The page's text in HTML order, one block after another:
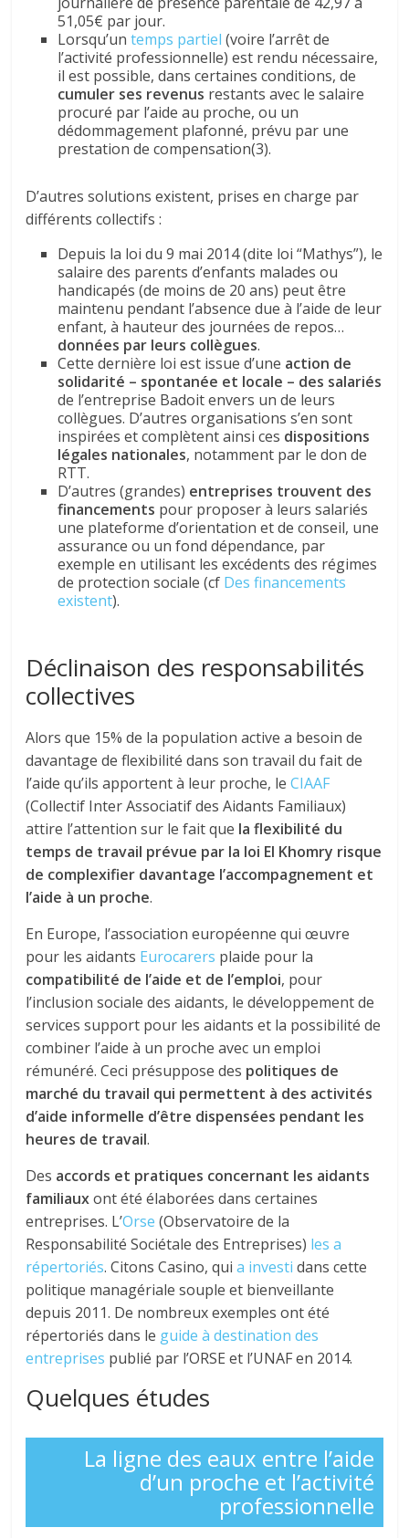
51,05€ par jour.
Lorsqu’untemps partiel (voire l’arrêt de
l’activité professionnelle) est rendu nécessaire,
il est possible, dans certaines conditions, de
cumuler ses revenus restants avec le salaire
procuré par l’aide au proche, ou un
dédommagement plafonné, prévu par une
prestation de compensation(3).
D’autres solutions existent, prises en charge par
différents collectifs :
Depuis la loi du 9 mai 2014 (dite loi “Mathys”), le
salaire des parents d’enfants malades ou
handicapés (de moins de 20 ans) peut être
maintenu pendant l’absence due à l’aide de leur
enfant, à hauteur des journées de repos…
données par leurs collègues.
Cette dernière loi est issue d’une action de
solidarité – spontanée et locale – des salariés
de l’entreprise Badoit envers un de leurs
collègues. D’autres organisations s’en sont
inspirées et complètent ainsi ces dispositions
légales nationales, notamment par le don de
RTT.
D’autres (grandes) entreprises trouvent des
financements pour proposer à leurs salariés
une plateforme d’orientation et de conseil, une
assurance ou un fond dépendance, par
exemple en utilisant les excédents des régimes
de protection sociale (cf Des financements
existent).
Déclinaison des responsabilités
collectives
Alors que 15% de la population active a besoin de
davantage de flexibilité dans son travail du fait de
l’aide qu’ils apportent à leur proche, leCIAAF
(Collectif Inter Associatif des Aidants Familiaux)
attire l’attention sur le fait que la flexibilité du
temps de travail prévue par la loi El Khomry risque
de complexifier davantage l’accompagnement et
l’aide à un proche.
En Europe, l’association européenne qui œuvre
pour les aidants Eurocarers plaide pour la
compatibilité de l’aide et de l’emploi, pour
l’inclusion sociale des aidants, le développement de
services support pour les aidants et la possibilité de
combiner l’aide à un proche avec un emploi
rémunéré. Ceci présuppose des politiques de
marché du travail qui permettent à des activités
d’aide informelle d’être dispensées pendant les
heures de travail.
Des accords et pratiques concernant les aidants
familiauxont été élaborées dans certaines
entreprises. L’Orse (Observatoire de la
Responsabilité Sociétale des Entreprises) les a
répertoriés. Citons Casino, quia investi dans cette
politique managériale souple et bienveillante
depuis 2011. De nombreux exemples ont été
répertoriés dans le guide à destination des
entreprises publié par l’ORSE et l’UNAF en 2014.
Quelques études
La ligne des eaux entre l’aide
d’un proche et l’activité
professionnelle